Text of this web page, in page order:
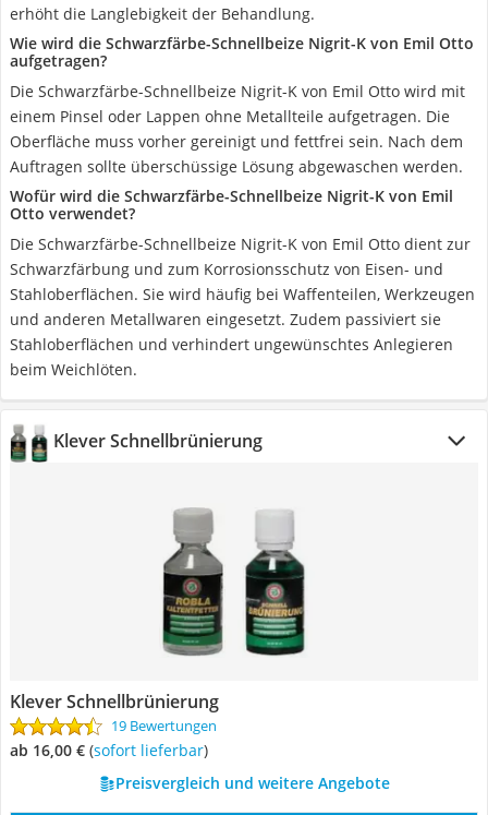
erhöht die Langlebigkeit der Behandlung.
Wie wird die Schwarzfärbe-Schnellbeize Nigrit-K von Emil Otto
aufgetragen?
Die Schwarzfärbe-Schnellbeize Nigrit-K von Emil Otto wird mit
einem Pinsel oder Lappen ohne Metallteile aufgetragen. Die
Oberfläche muss vorher gereinigt und fettfrei sein. Nach dem
Auftragen sollte überschüssige Lösung abgewaschen werden.
Wofür wird die Schwarzfärbe-Schnellbeize Nigrit-K von Emil
Otto verwendet?
Die Schwarzfärbe-Schnellbeize Nigrit-K von Emil Otto dient zur
Schwarzfärbung und zum Korrosionsschutz von Eisen- und
Stahloberflächen. Sie wird häufig bei Waffenteilen, Werkzeugen
und anderen Metallwaren eingesetzt. Zudem passiviert sie
Stahloberflächen und verhindert ungewünschtes Anlegieren
beim Weichlöten.
Klever Schnellbrünierung
Klever Schnellbrünierung
19 Bewertungen
ab 16,00 € ( Sofort lieferbar)
Preisvergleich und weitere Angebote